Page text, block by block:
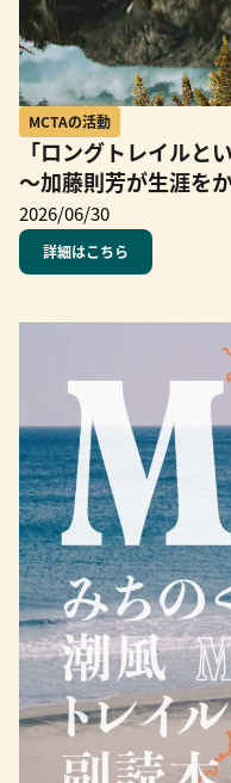
MCTAの活動
「ロングトレイル
～加藤則芳が生涯を
2026/06/30
詳細はこちら